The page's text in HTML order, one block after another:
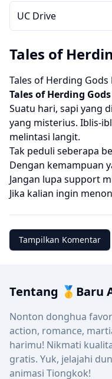
UC Drive
Tales of
Tales of Herding Gods
Tales of Herding Gods
Suatu hari, sapi yang
yang misterius. Iblis-
melintasi langit.
Tak peduli seberapa
Dengan kemampuan
Jangan lupa support
Jika kalian ingin
Tampilkan Komentar
Tentang 🥇Baru
Nonton donghua
action, romance,
harimu! Nikmati
gratis. Yuk, jelajahi
animasi Tiongkok!